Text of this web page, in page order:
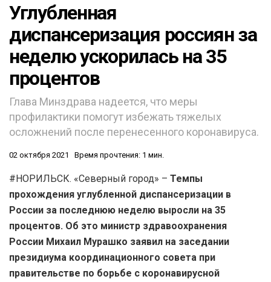
Углубленная
диспансеризация россиян за
неделю ускорилась на 35
процентов
Глава Минздрава надеется, что меры
профилактики помогут избежать тяжелых
осложнений после перенесенного коронавируса.
02 октября 2021 Время прочтения: 1 мин.
#НОРИЛЬСК. «Северный город» – Темпы
прохождения углубленной диспансеризации в
России за последнюю неделю выросли на 35
процентов. Об это министр здравоохранения
России Михаил Мурашко заявил на заседании
президиума координационного совета при
правительстве по борьбе с коронавирусной